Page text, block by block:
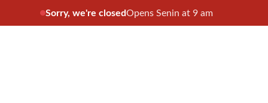
Sorry, we're closedOpens Senin at 9 am